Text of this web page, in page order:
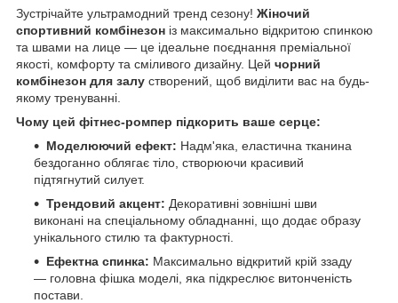
Зустрічайте ультрамодний тренд сезону! Жіночий
спортивний комбінезон із максимально відкритою спинкою
та швами на лице — це ідеальне поєднання преміальної
якості, комфорту та сміливого дизайну. Цей чорний
комбінезон для залу створений, щоб виділити вас на будь-
якому тренуванні.
Чому цей фітнес-ромпер підкорить ваше серце:
Моделюючий ефект: Надм'яка, еластична тканина
бездоганно облягає тіло, створюючи красивий
підтягнутий силует.
Трендовий акцент: Декоративні зовнішні шви
виконані на спеціальному обладнанні, що додає образу
унікального стилю та фактурності.
Ефектна спинка: Максимально відкритий крій ззаду
— головна фішка моделі, яка підкреслює витонченість
постави.